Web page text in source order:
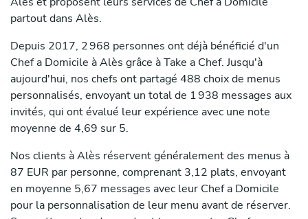
partout dans Alès.
Depuis 2017, 2 968 personnes ont déjà bénéficié d'un
Chef a Domicile à Alès grâce à Take a Chef. Jusqu'à
aujourd'hui, nos chefs ont partagé 488 choix de menus
personnalisés, envoyant un total de 1 938 messages aux
invités, qui ont évalué leur expérience avec une note
moyenne de 4,69 sur 5.
Nos clients à Alès réservent généralement des menus à
87 EUR par personne, comprenant 3,12 plats, envoyant
en moyenne 5,67 messages avec leur Chef a Domicile
pour la personnalisation de leur menu avant de réserver.